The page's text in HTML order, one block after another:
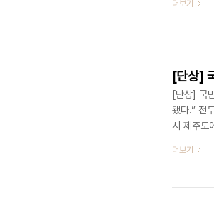
간첩조작
부인 ‘한
더보기
[단상]
[단상] 국
됐다.” 전
시 제주도
날 한라
사실 그대
더보기